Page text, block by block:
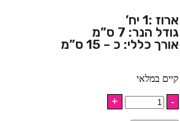
ארוז :1 יח’
גודל הנר: 7 ס”מ
אורך כללי: כ – 15 ס”מ
קיים במלאי